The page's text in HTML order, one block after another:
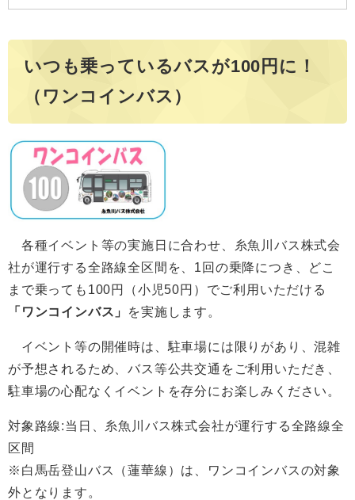
いつも乗っているバスが100円に！
（ワンコインバス）
各種イベント等の実施日に合わせ、糸魚川バス株式会
社が運行する全路線全区間を、1回の乗降につき、どこ
まで乗っても100円（小児50円）でご利用いただける
「ワンコインバス」
を実施します。
イベント等の開催時は、駐車場には限りがあり、混雑
が予想されるため、バス等公共交通をご利用いただき、
駐車場の心配なくイベントを存分にお楽しみください。
対象路線:当日、糸魚川バス株式会社が運行する全路線全
区間
※白馬岳登山バス（蓮華線）は、ワンコインバスの対象
外となります。